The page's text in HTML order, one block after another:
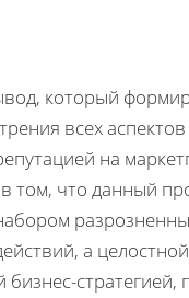
который
всех аспектов
на
том, что данный
а
стратегией,